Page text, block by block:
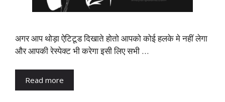
अगर आप थोड़ा ऐटिटूड दिखाते होतो आपको कोई हलके मे नहीं लेगा
और आपकी रेस्पेक्ट भी करेगा इसी लिए सभी …
Read more